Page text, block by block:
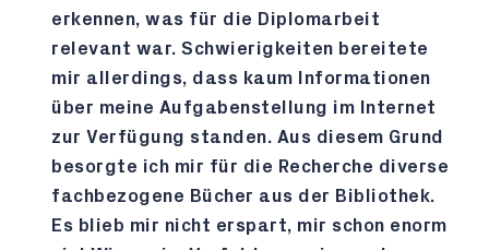
erkennen, was für die Diplomarbeit
relevant war. Schwierigkeiten bereitete
mir allerdings, dass kaum Informationen
über meine Aufgabenstellung im Internet
zur Verfügung standen. Aus diesem Grund
besorgte ich mir für die Recherche diverse
fachbezogene Bücher aus der Bibliothek.
Es blieb mir nicht erspart, mir schon enorm